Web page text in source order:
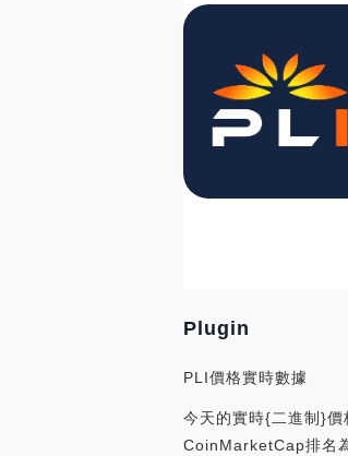
Plugin
PLI價格實時數據
今天的實時{二進制}
CoinMarketCap排名